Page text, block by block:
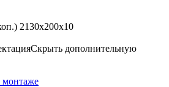
2130х200х10
Скрыть дополнительную
монтаже